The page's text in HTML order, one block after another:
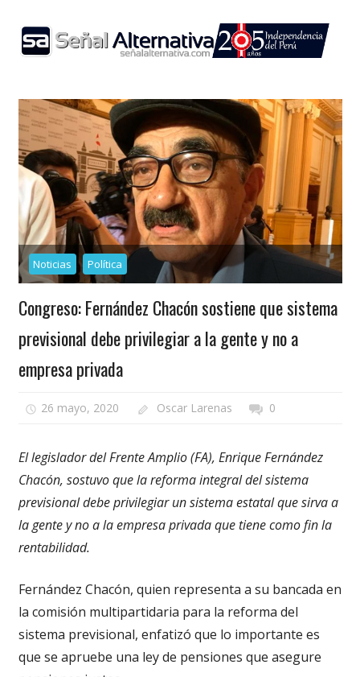
content
Noticias Política
Congreso: Fernández Chacón sostiene que sistema
previsional debe privilegiar a la gente y no a
empresa privada
26 mayo, 2020 Oscar Larenas 0
El legislador del Frente Amplio (FA), Enrique Fernández
Chacón, sostuvo que la reforma integral del sistema
previsional debe privilegiar un sistema estatal que sirva a
la gente y no a la empresa privada que tiene como fin la
rentabilidad.
Fernández Chacón, quien representa a su bancada en
la comisión multipartidaria para la reforma del
sistema previsional, enfatizó que lo importante es
que se apruebe una ley de pensiones que asegure